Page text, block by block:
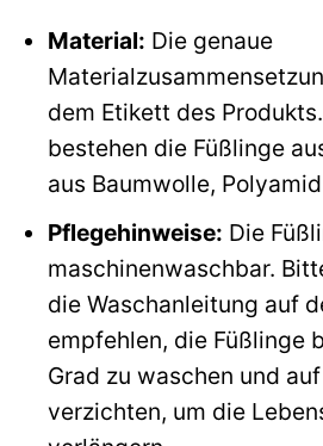
Material: Die genaue
dem Etikett des
bestehen die Füßlinge
aus Baumwolle,
Pflegehinweise: Die
maschinenwaschbar.
die Waschanleitung auf
empfehlen, die Füßlinge
Grad zu waschen und
verzichten, um die